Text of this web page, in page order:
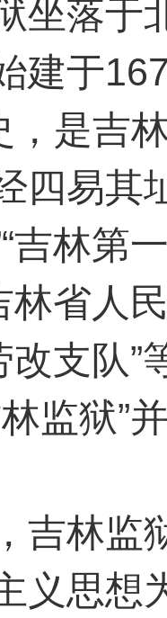
落于北
建于
，是吉
四易其
吉林第
林省人
改支队
监狱”
林监狱
义思想